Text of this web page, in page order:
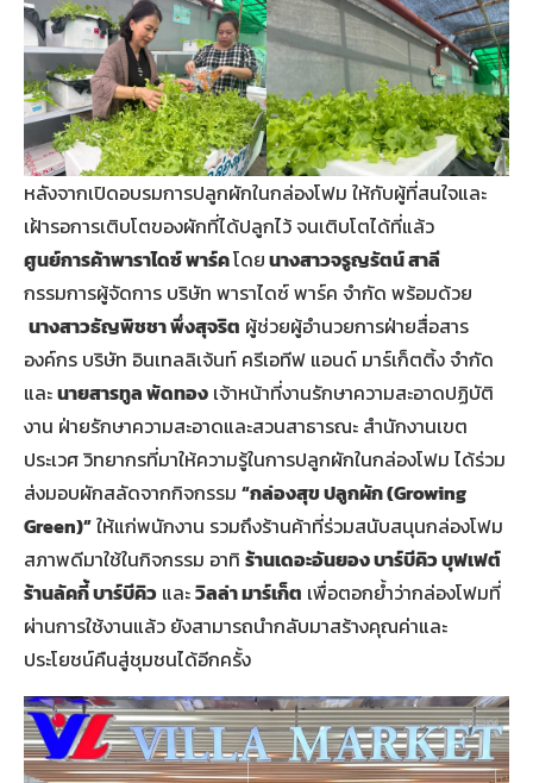
หลังจากเปิดอบรมการปลูกผักในกล่องโฟม ให้กับผู้ที่สนใจและ
เฝ้ารอการเติบโตของผักที่ได้ปลูกไว้ จนเติบโตได้ที่แล้ว
ศูนย์การค้าพาราไดซ์ พาร์คโดยนางสาวจรูญรัตน์ สาลี
กรรมการผู้จัดการ บริษัท พาราไดซ์ พาร์ค จำกัด พร้อมด้วย
นางสาวธัญพิชชา พึ่งสุจริต ผู้ช่วยผู้อำนวยการฝ่ายสื่อสาร
องค์กร บริษัท อินเทลลิเจ้นท์ ครีเอทีฟ แอนด์ มาร์เก็ตติ้ง จำกัด
และนายสารทูล พัดทอง เจ้าหน้าที่งานรักษาความสะอาดปฏิบัติ
งาน ฝ่ายรักษาความสะอาดและสวนสาธารณะ สำนักงานเขต
ประเวศ วิทยากรที่มาให้ความรู้ในการปลูกผักในกล่องโฟม ได้ร่วม
ส่งมอบผักสลัดจากกิจกรรม “กล่องสุข ปลูกผัก (Growing
Green)”ให้แก่พนักงาน รวมถึงร้านค้าที่ร่วมสนับสนุนกล่องโฟม
สภาพดีมาใช้ในกิจกรรม อาทิ ร้านเดอะอันยอง บาร์บีคิว บุฟเฟต์
ร้านลัคกี้ บาร์บีคิว และวิลล่า มาร์เก็ต เพื่อตอกย้ำว่ากล่องโฟมที่
ผ่านการใช้งานแล้ว ยังสามารถนำกลับมาสร้างคุณค่าและ
ประโยชน์คืนสู่ชุมชนได้อีกครั้ง